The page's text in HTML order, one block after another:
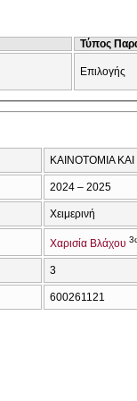
Τύπος
Επιλογής
ΚΑΙΝΟΤΟΜΙΑ
2024 – 2025
Χειμερινή
Χαρισία Βλάχου
3
600261121